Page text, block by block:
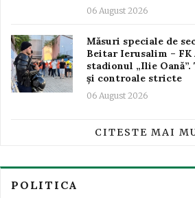
06 August 2026
Măsuri speciale de
Beitar Ierusalim –
stadionul „Ilie
și controale stricte
06 August 2026
CITESTE MAI
POLITICA